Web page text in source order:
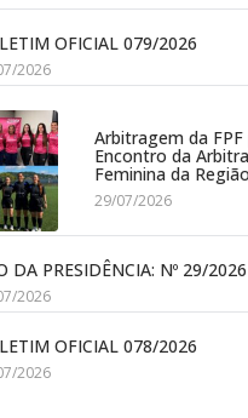
OFICIAL 079/2026
2026
Arbitragem da FPF
Encontro da
Feminina da
29/07/2026
DA PRESIDÊNCIA: Nº 29/2026
2026
OFICIAL 078/2026
2026